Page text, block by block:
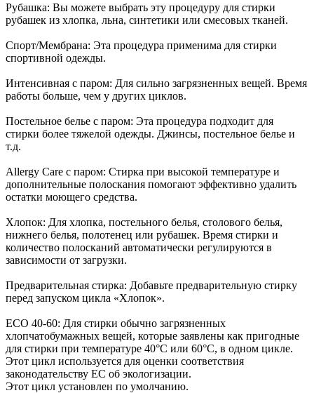
Рубашка: Вы можете выбрать эту процедуру для стирки
рубашек из хлопка, льна, синтетики или смесовых тканей.
Спорт/Мембрана: Эта процедура применима для стирки
спортивной одежды.
Интенсивная с паром: Для сильно загрязненных вещей. Время
работы больше, чем у других циклов.
Постельное белье с паром: Эта процедура подходит для
стирки более тяжелой одежды. Джинсы, постельное белье и
т.д.
Allergy Care с паром: Стирка при высокой температуре и
дополнительные полоскания помогают эффективно удалить
остатки моющего средства.
Хлопок: Для хлопка, постельного белья, столового белья,
нижнего белья, полотенец или рубашек. Время стирки и
количество полосканий автоматически регулируются в
зависимости от загрузки.
Предварительная стирка: Добавьте предварительную стирку
перед запуском цикла «Хлопок».
ECO 40-60: Для стирки обычно загрязненных
хлопчатобумажных вещей, которые заявлены как пригодные
для стирки при температуре 40°C или 60°C, в одном цикле.
Этот цикл используется для оценки соответствия
законодательству ЕС об экологизации.
Этот цикл установлен по умолчанию.